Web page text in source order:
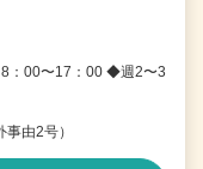
8：00〜17：00 ◆週2〜3
由2号）